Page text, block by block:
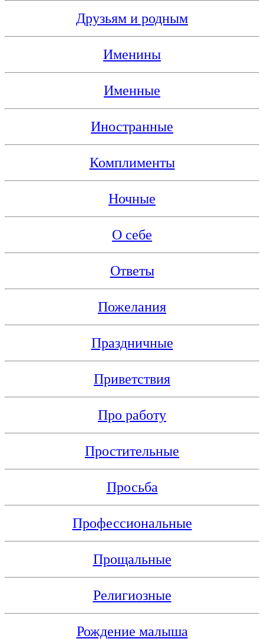
Друзьям и родным
Именины
Именные
Иностранные
Комплименты
Ночные
О себе
Ответы
Пожелания
Праздничные
Приветствия
Про работу
Простительные
Просьба
Профессиональные
Прощальные
Религиозные
Рождение малыша